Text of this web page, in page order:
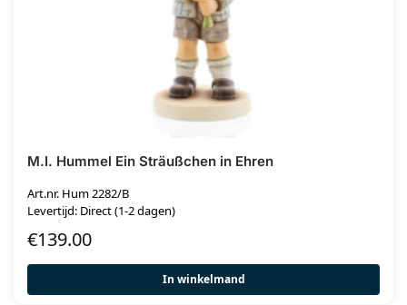
M.I. Hummel Ein Sträußchen in Ehren
Art.nr. Hum 2282/B
Levertijd: Direct (1-2 dagen)
€139.00
In winkelmand